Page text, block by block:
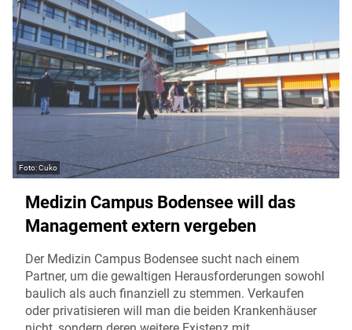
Cuko
Medizin Campus Bodensee will das
Management extern vergeben
Der Medizin Campus Bodensee sucht nach einem
Partner, um die gewaltigen Herausforderungen sowohl
baulich als auch finanziell zu stemmen. Verkaufen
oder privatisieren will man die beiden Krankenhäuser